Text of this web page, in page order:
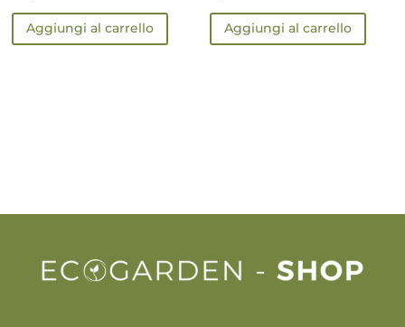
Aggiungi al carrello Aggiungi al carrello